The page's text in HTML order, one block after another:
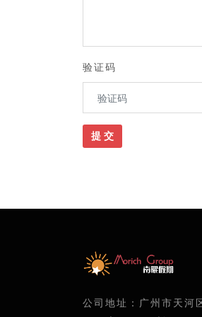
验证码
提 交
公司地址：广州市天